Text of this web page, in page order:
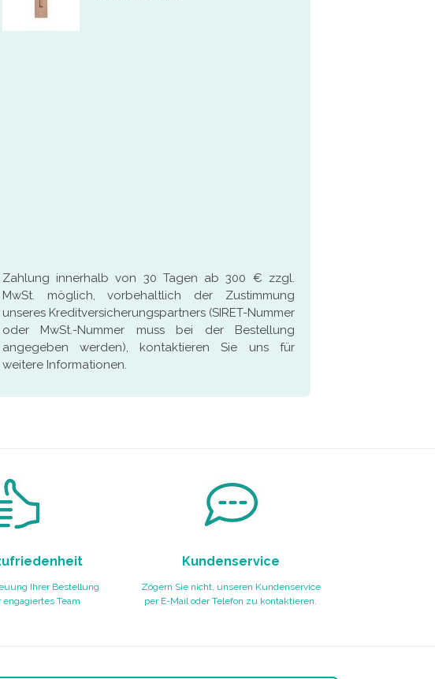
Zahlung innerhalb von 30 Tagen ab 300 € zzgl.
MwSt. möglich, vorbehaltlich der Zustimmung
unseres Kreditversicherungspartners (SIRET-Nummer
oder MwSt.-Nummer muss bei der Bestellung
angegeben werden), kontaktieren Sie uns für
weitere Informationen.
Ihrer Bestellung
Team
Kundenservice
Zögern Sie nicht, unseren Kundenservice
per E-Mail oder Telefon zu kontaktieren.